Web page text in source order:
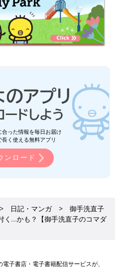
った情報を毎日お届け
く使える無料アプリ
ンロード
日記・マンガ
御手洗直子
く…かも？【御手洗直子のコマダ
子書店・電子書籍配信サービスが、